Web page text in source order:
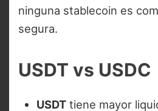
ninguna stablecoin es
segura.
USDT vs USDC
USDT tiene mayor